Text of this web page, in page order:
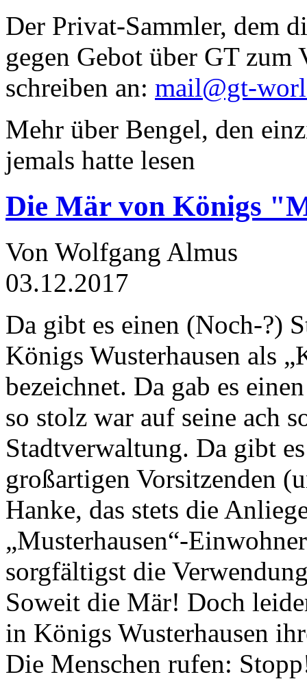
Der Privat-Sammler, dem
gegen Gebot über GT zum
schreiben an: mail@gt-
Mehr über Bengel, den
jemals hatte lesen
Die Mär von Königs
Von Wolfgang Almus
03.12.2017
Da gibt es einen (Noch-?)
Königs Wusterhausen als
bezeichnet. Da gab es
so stolz war auf seine ach
Stadtverwaltung. Da gibt
großartigen Vorsitzenden
Hanke, das stets die
„Musterhausen“-
sorgfältigst die
Soweit die Mär! Doch
in Königs Wusterhausen
Die Menschen rufen: